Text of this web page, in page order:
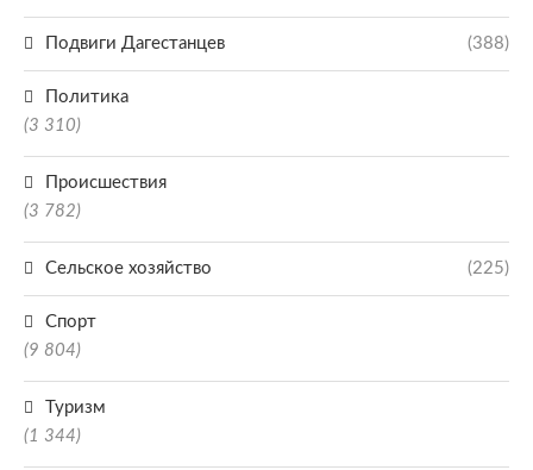
Подвиги Дагестанцев (388)
Политика
(3 310)
Происшествия
(3 782)
Сельское хозяйство (225)
Спорт
(9 804)
Туризм
(1 344)